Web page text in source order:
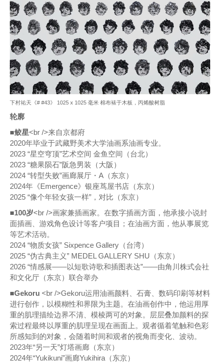
下村祐天《# #43》 1025 x 1025 毫米 棉布裱于木板，丙烯酸树脂
轮廓
■鲛星<br />来自京都府
2020年毕业于武藏野美术大学油画系油画专业。
2023 “星空穹顶”艺术空间 金鱼空间（台北）
2023 “糖果陨石”阪急男装（大阪）
2024 “转型失败”画廊展厅・A（东京）
2024年《Emergence》银座茑屋书店（东京）
2025 “像个年轻女孩一样”，对比（东京）
■100岁<br />画家兼插画家。在数字插画方面，他承接小说封
面插画、游戏角色设计等客户项目；在油画方面，他从事展览
等艺术活动。
2024 “物质女孩” Sixpence Gallery（台湾）
2025 “伪古典主义” MEDEL GALLERY SHU（东京）
2026 “情感展——以短歌诗歌和插图表达”——由角川株式会社
和文化厅（东京）联合举办
■Gekoru <br />Gekoru运用油画颜料、石膏、数码印刷等材料
进行创作，以模糊性和界限为主题。在油画创作中，他运用厚
重的肌理描绘边界不清、模棱两可的对象。层层叠加颜料的探
索过程最终以厚重的肌理呈现在画面上。观者循着笔触和色彩
所感知到的对象，会随着时间和观者的视角而变化、波动。
2023年“另一天”灯塔画廊（东京）
2024年“Yukikuni”画廊Yukihira（东京）